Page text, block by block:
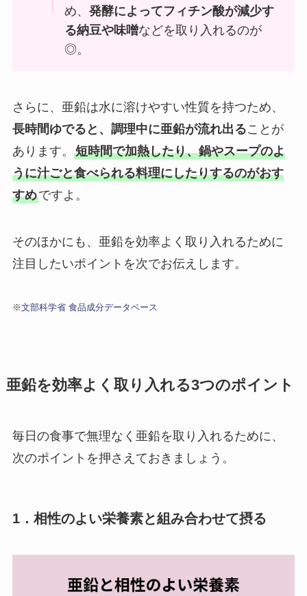
め、発酵によってフィチン酸が減少す
る納豆や味噌などを取り入れるのが
◎。
さらに、亜鉛は水に溶けやすい性質を持つため、
長時間ゆでると、調理中に亜鉛が流れ出ることが
あります。 短時間で加熱したり、鍋やスープのよ
うに汁ごと食べられる料理にしたりするのがおす
すめですよ。
そのほかにも、亜鉛を効率よく取り入れるために
注目したいポイントを次でお伝えします。
※文部科学省 食品成分データベース
亜鉛を効率よく取り入れる3つのポイント
毎日の食事で無理なく亜鉛を取り入れるために、
次のポイントを押さえておきましょう。
1．相性のよい栄養素と組み合わせて摂る